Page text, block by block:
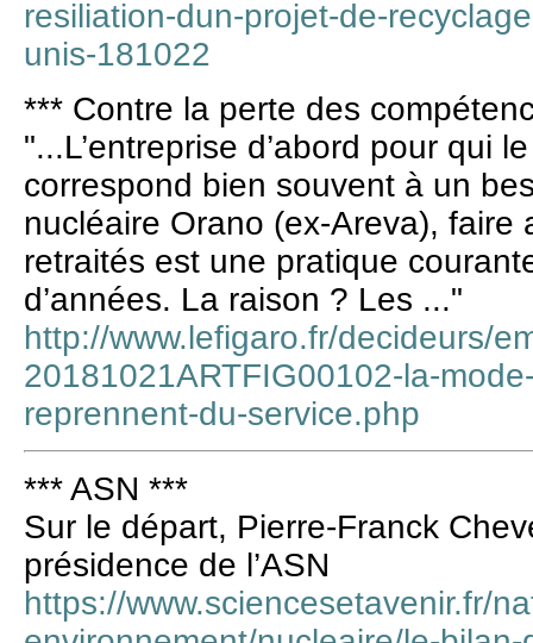
resiliation-dun-projet-de-
unis-181022
*** Contre la perte des
"...L’entreprise d’abord pour qui
correspond bien souvent à un
nucléaire Orano (ex-Areva),
retraités est une pratique
d’années. La raison ? Les ..."
http://www.lefigaro.fr/decideurs/
20181021ARTFIG00102-la-
reprennent-du-service.php
*** ASN ***
Sur le départ, Pierre-Franck
présidence de l’ASN
https://www.sciencesetavenir.fr/